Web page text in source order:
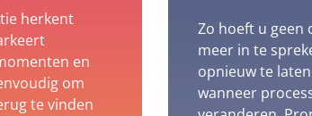
herkent
en
om
te vinden
Zo hoeft u geen
meer in te
opnieuw te
wanneer